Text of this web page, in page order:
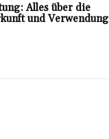
Alles über die
und Verwendung